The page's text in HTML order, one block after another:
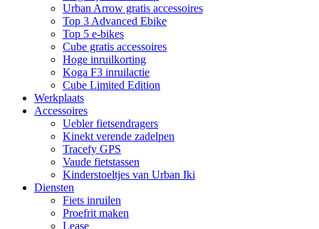
Urban Arrow gratis accessoires
Top 3 Advanced Ebike
Top 5 e-bikes
Cube gratis accessoires
Hoge inruilkorting
Koga F3 inruilactie
Cube Limited Edition
Werkplaats
Accessoires
Uebler fietsendragers
Kinekt verende zadelpen
Tracefy GPS
Vaude fietstassen
Kinderstoeltjes van Urban Iki
Diensten
Fiets inruilen
Proefrit maken
Lease